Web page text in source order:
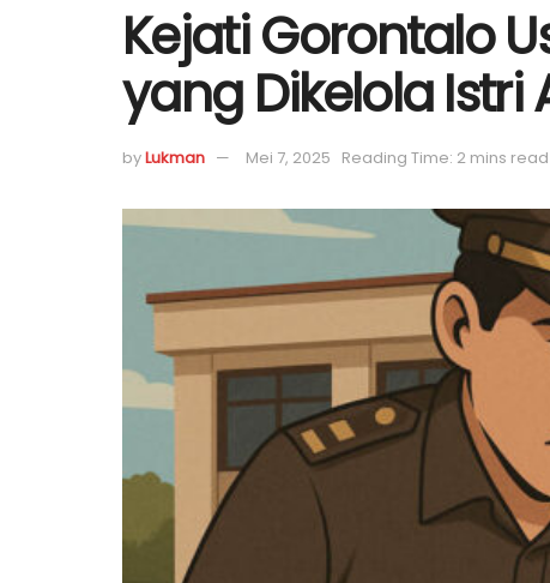
Kejati Gorontalo
yang Dikelola Istri
byLukman Mei 7, 2025 Reading Time: 2 mins read